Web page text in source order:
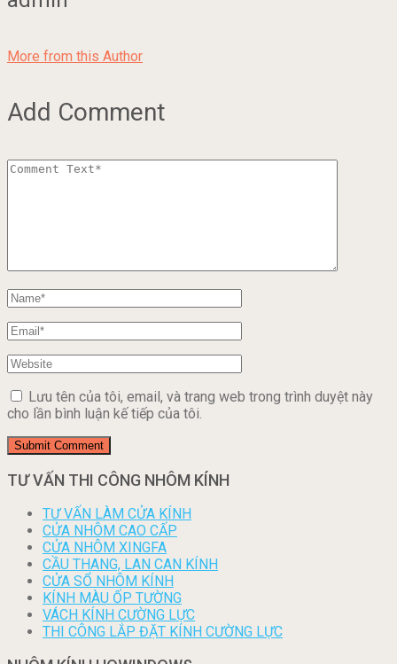
More from this Author
Add Comment
Lưu tên của tôi, email, và trang web trong trình duyệt này
cho lần bình luận kế tiếp của tôi.
TƯ VẤN THI CÔNG NHÔM KÍNH
TƯ VẤN LÀM CỬA KÍNH
CỬA NHÔM CAO CẤP
CỬA NHÔM XINGFA
CẦU THANG, LAN CAN KÍNH
CỬA SỔ NHÔM KÍNH
KÍNH MÀU ỐP TƯỜNG
VÁCH KÍNH CƯỜNG LỰC
THI CÔNG LẮP ĐẶT KÍNH CƯỜNG LỰC